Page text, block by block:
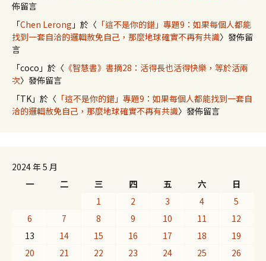
佈留言
「Chen Lerong 」於〈 「這不是你的錯」專題9：如果每個人都能
找到一套自洽的邏輯赦免自己，那麼地球確實不再有共識〉發佈留
言
「coco 」於〈 《智慧書》書摘28：活得長也活得快樂，等於活兩
次〉發佈留言
「TK 」於〈 「這不是你的錯」專題9：如果每個人都能找到一套自
洽的邏輯赦免自己，那麼地球確實不再有共識〉發佈留言
2024 年 5 月
一
二 三 四 五 六
日
1
2 3 4
5
6
7 8 9 10 11
12
13
14 15 16 17 18
19
20
21 22 23 24 25 26